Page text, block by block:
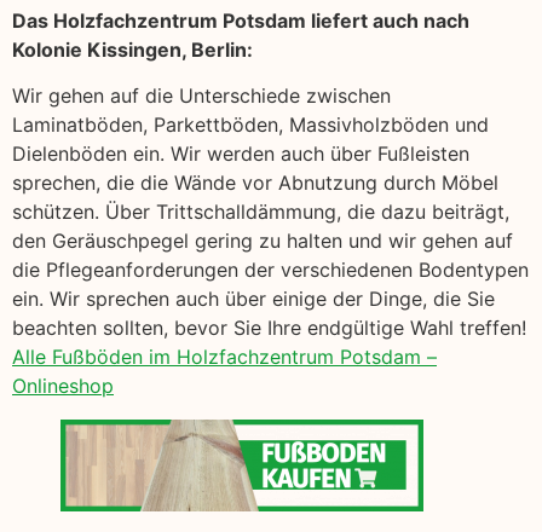
Das Holzfachzentrum Potsdam liefert auch nach
Kolonie Kissingen, Berlin:
Wir gehen auf die Unterschiede zwischen
Laminatböden, Parkettböden, Massivholzböden und
Dielenböden ein. Wir werden auch über Fußleisten
sprechen, die die Wände vor Abnutzung durch Möbel
schützen. Über Trittschalldämmung, die dazu beiträgt,
den Geräuschpegel gering zu halten und wir gehen auf
die Pflegeanforderungen der verschiedenen Bodentypen
ein. Wir sprechen auch über einige der Dinge, die Sie
beachten sollten, bevor Sie Ihre endgültige Wahl treffen!
Alle Fußböden im Holzfachzentrum Potsdam –
Onlineshop